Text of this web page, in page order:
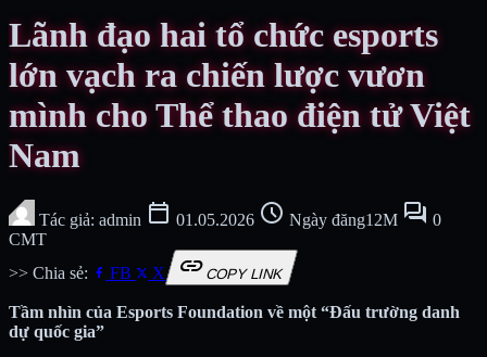
Lãnh đạo hai tổ chức esports
lớn vạch ra chiến lược vươn
mình cho Thể thao điện tử Việt
Nam
Tác giả: admin calendar_today 01.05.2026 schedule Ngày đăng12M forum 0
CMT
>> Chia sẻ:
FB X linkCOPY LINK
Tầm nhìn của Esports Foundation về một “Đấu trường danh
dự quốc gia”